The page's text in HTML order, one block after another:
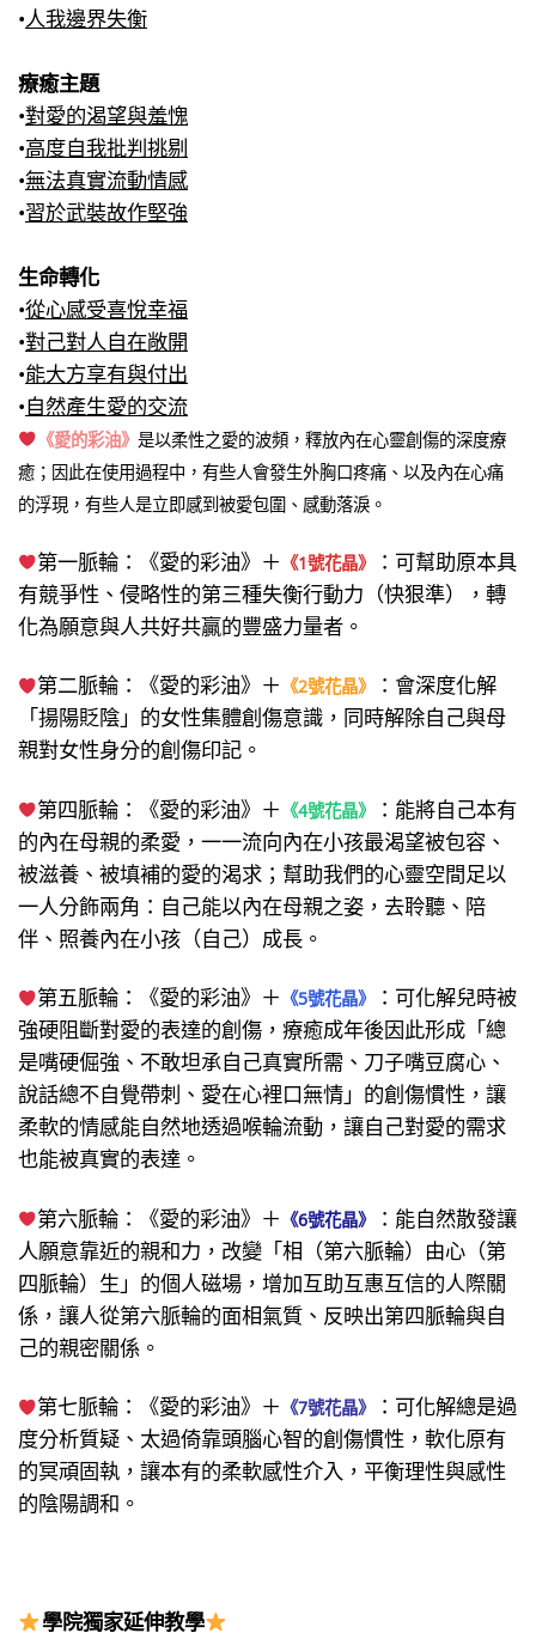
•人我邊界失衡
療癒主題
•對愛的渴望與羞愧
•高度自我批判挑剔
•無法真實流動情感
•習於武裝故作堅強
生命轉化
•從心感受喜悅幸福
•對己對人自在敞開
•能大方享有與付出
•自然產生愛的交流
《愛的彩油》是以柔性之愛的波頻，釋放內在心靈創傷的深度療
癒；因此在使用過程中，有些人會發生外胸口疼痛、以及內在心痛
的浮現，有些人是立即感到被愛包圍、感動落淚。
第一脈輪：《愛的彩油》＋ 《1號花晶》
：可幫助原本具
有競爭性、侵略性的第三種失衡行動力（快狠準），轉
化為願意與人共好共贏的豐盛力量者。
第二脈輪：《愛的彩油》＋ 《2號花晶》
：會深度化解
「揚陽貶陰」的女性集體創傷意識，同時解除自己與母
親對女性身分的創傷印記。
第四脈輪：《愛的彩油》＋ 《4號花晶》
：能將自己本有
的內在母親的柔愛，一一流向內在小孩最渴望被包容、
被滋養、被填補的愛的渴求；幫助我們的心靈空間足以
一人分飾兩角：自己能以內在母親之姿，去聆聽、陪
伴、照養內在小孩（自己）成長。
第五脈輪：《愛的彩油》＋ 《5號花晶》
：可化解兒時被
強硬阻斷對愛的表達的創傷，療癒成年後因此形成「總
是嘴硬倔強、不敢坦承自己真實所需、刀子嘴豆腐心、
說話總不自覺帶刺、愛在心裡口無情」的創傷慣性，讓
柔軟的情感能自然地透過喉輪流動，讓自己對愛的需求
也能被真實的表達。
第六脈輪：《愛的彩油》＋ 《6號花晶》
：能自然散發讓
人願意靠近的親和力，改變「相（第六脈輪）由心（第
四脈輪）生」的個人磁場，增加互助互惠互信的人際關
係，讓人從第六脈輪的面相氣質、反映出第四脈輪與自
己的親密關係。
第七脈輪：《愛的彩油》＋ 《7號花晶》
：可化解總是過
度分析質疑、太過倚靠頭腦心智的創傷慣性，軟化原有
的冥頑固執，讓本有的柔軟感性介入，平衡理性與感性
的陰陽調和。
學院獨家延伸教學